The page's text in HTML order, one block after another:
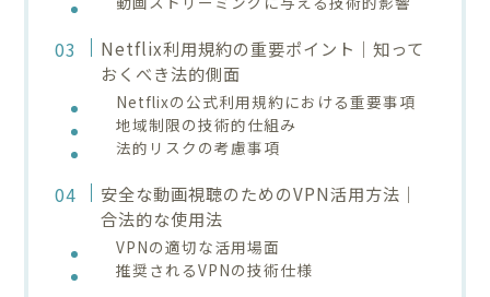
Netflix利用規約の重要ポイント｜知って
おくべき法的側面
Netflixの公式利用規約における重要事項
地域制限の技術的仕組み
法的リスクの考慮事項
安全な動画視聴のためのVPN活用方法｜
合法的な使用法
VPNの適切な活用場面
推奨されるVPNの技術仕様